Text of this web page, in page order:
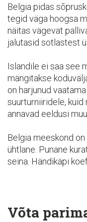
Belgia pidas
tegid väga hoogsa
näitas vägevat
jalutasid sotlastest
Islandile ei saa see
mängitakse
on harjunud
suurturniiridele,
annavad eeldusi
Belgia meeskond
ühtlane. Punane
seina. Händikäpi
Võta